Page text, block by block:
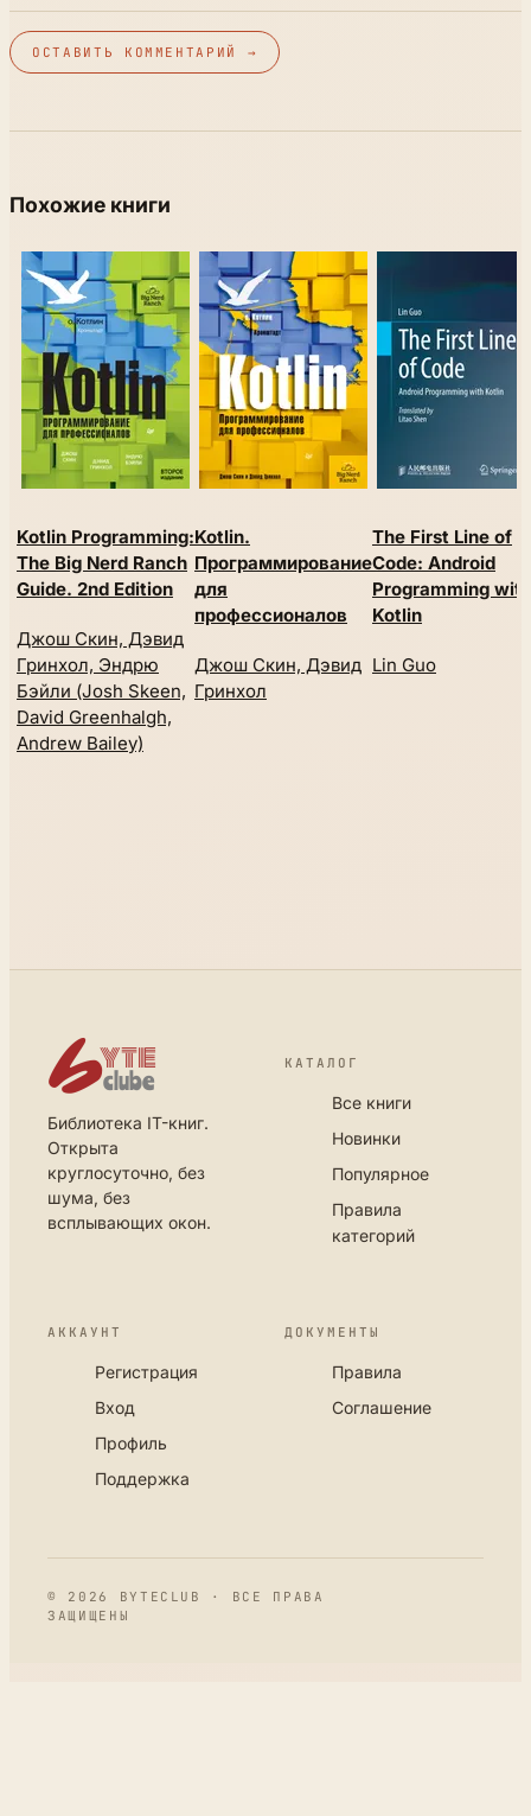
ОСТАВИТЬ КОММЕНТАРИЙ →
Похожие книги
Kotlin Programming:
The Big Nerd Ranch
Guide. 2nd Edition
Джош Скин, Дэвид
Гринхол, Эндрю
Бэйли (Josh Skeen,
David Greenhalgh,
Andrew Bailey)
Kotlin.
Программирование
для
профессионалов
Джош Скин, Дэвид
Гринхол
The First Line of
Code: Android
Programming with
Kotlin
Lin Guo
Библиотека IT-книг.
Открыта
круглосуточно, без
шума, без
всплывающих окон.
КАТАЛОГ
Все книги
Новинки
Популярное
Правила
категорий
АККАУНТ
Регистрация
Вход
Профиль
Поддержка
ДОКУМЕНТЫ
Правила
Соглашение
© 2026 BYTECLUB · ВСЕ ПРАВА
ЗАЩИЩЕНЫ